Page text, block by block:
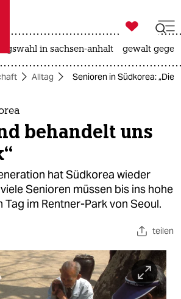
taz zahl ich
taz zahl ich

taz zahl ich
in sachsen-anhalt gewalt
Alltag Senioren in Südkorea: „Die
behandelt uns
hat Südkorea wieder
Senioren müssen bis ins hohe
Tag im Rentner-Park von Seoul.
teilen